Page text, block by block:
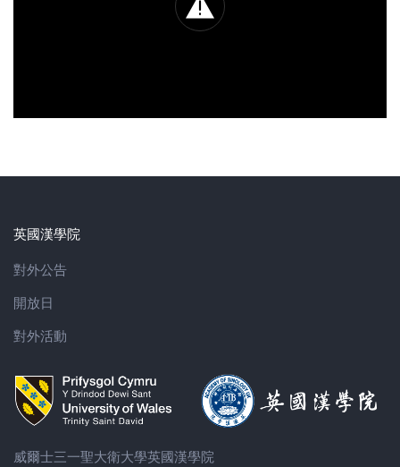
威爾士三一聖大衛大學英國漢學院
英國漢學院
對外公告
開放日
對外活動